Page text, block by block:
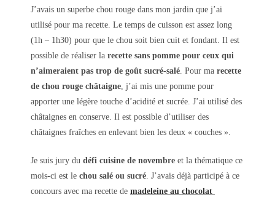
J’avais un superbe chou rouge dans mon jardin que j’ai
utilisé pour ma recette. Le temps de cuisson est assez long
(1h – 1h30) pour que le chou soit bien cuit et fondant. Il est
possible de réaliser la recette sans pomme pour ceux qui
n’aimeraient pas trop de goût sucré-salé. Pour ma recette
de chou rouge châtaigne, j’ai mis une pomme pour
apporter une légère touche d’acidité et sucrée. J’ai utilisé des
châtaignes en conserve. Il est possible d’utiliser des
châtaignes fraîches en enlevant bien les deux « couches ».
Je suis jury du défi cuisine de novembre et la thématique ce
mois-ci est le chou salé ou sucré. J’avais déjà participé à ce
concours avec ma recette de madeleine au chocolat